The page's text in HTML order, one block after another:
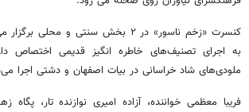
کنسرت «زخم ناسور» در ۲ بخش سنتی و
به اجرای تصنیف‌های خاطره انگیز قدیمی
ملودی‌های شاد خراسانی در بیات اصفهان و دشتی اجرا می
فریبا معظمی خواننده، آزاده امیری نوازنده تار، پگاه